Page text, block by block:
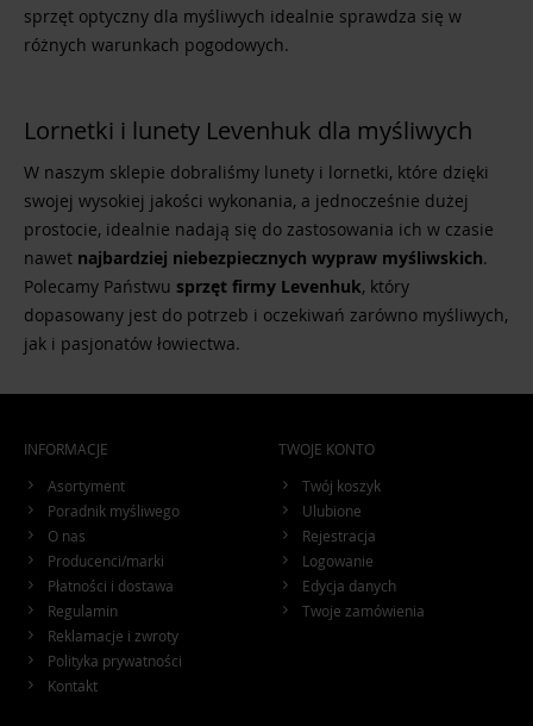
sprzęt optyczny dla myśliwych idealnie sprawdza się w
różnych warunkach pogodowych.
Lornetki i lunety Levenhuk dla myśliwych
W naszym sklepie dobraliśmy lunety i lornetki, które dzięki
swojej wysokiej jakości wykonania, a jednocześnie dużej
prostocie, idealnie nadają się do zastosowania ich w czasie
nawet najbardziej niebezpiecznych wypraw myśliwskich.
Polecamy Państwu sprzęt firmy Levenhuk, który
dopasowany jest do potrzeb i oczekiwań zarówno myśliwych,
jak i pasjonatów łowiectwa.
INFORMACJE
Asortyment
Poradnik myśliwego
O nas
Producenci/marki
Płatności i dostawa
Regulamin
Reklamacje i zwroty
Polityka prywatności
Kontakt
TWOJE KONTO
Twój koszyk
Ulubione
Rejestracja
Logowanie
Edycja danych
Twoje zamówienia